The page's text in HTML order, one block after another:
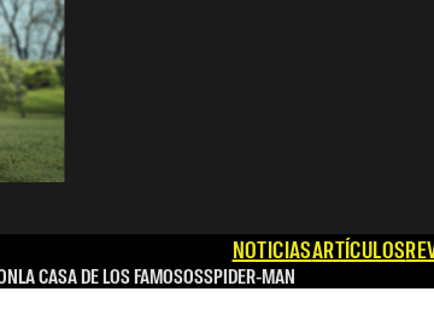
NOTICIASARTÍCULOS
LA CASA DE LOS FAMOSOSSPIDER-MAN